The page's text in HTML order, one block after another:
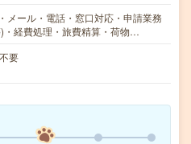
メール・電話・窓口対応・申請業務
・経費処理・旅費精算・荷物…
要